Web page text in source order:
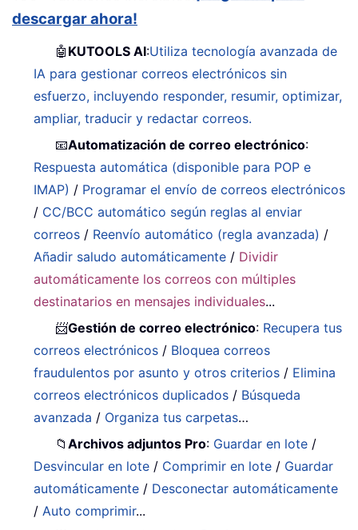
descargar ahora!
🤖 KUTOOLS AI:Utiliza tecnología avanzada de
IA para gestionar correos electrónicos sin
esfuerzo, incluyendo responder, resumir, optimizar,
ampliar, traducir y redactar correos.
📧Automatización de correo electrónico:
Respuesta automática (disponible para POP e
IMAP) / Programar el envío de correos electrónicos
/ CC/BCC automático según reglas al enviar
correos / Reenvío automático (regla avanzada) /
Añadir saludo automáticamente / Dividir
automáticamente los correos con múltiples
destinatarios en mensajes individuales...
📨Gestión de correo electrónico: Recupera tus
correos electrónicos / Bloquea correos
fraudulentos por asunto y otros criterios / Elimina
correos electrónicos duplicados / Búsqueda
avanzada / Organiza tus carpetas…
📁Archivos adjuntos Pro: Guardar en lote /
Desvincular en lote / Comprimir en lote / Guardar
automáticamente / Desconectar automáticamente
/ Auto comprimir...